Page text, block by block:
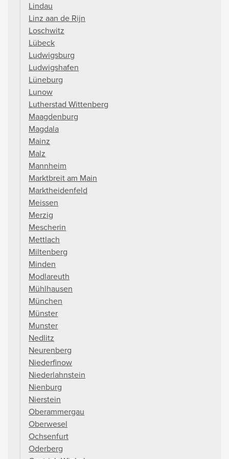
Lindau
Linz aan de Rijn
Loschwitz
Lübeck
Ludwigsburg
Ludwigshafen
Lüneburg
Lunow
Lutherstad Wittenberg
Maagdenburg
Magdala
Mainz
Malz
Mannheim
Marktbreit am Main
Marktheidenfeld
Meissen
Merzig
Mescherin
Mettlach
Miltenberg
Minden
Modlareuth
Mühlhausen
München
Münster
Munster
Nedlitz
Neurenberg
Niederfinow
Niederlahnstein
Nienburg
Nierstein
Oberammergau
Oberwesel
Ochsenfurt
Oderberg